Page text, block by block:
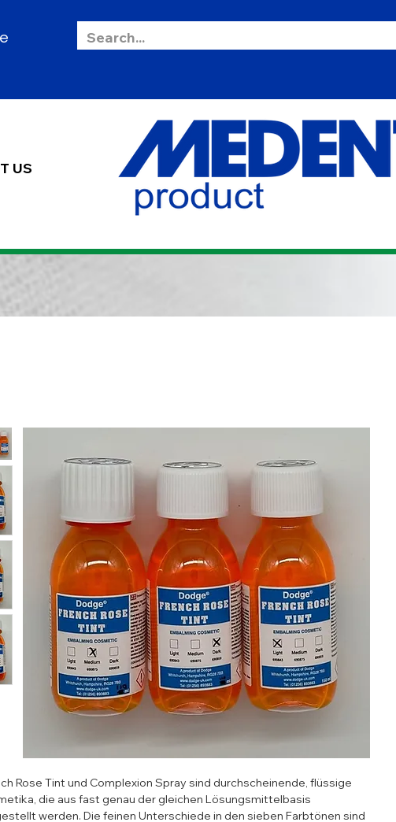
US
Rose Tint und Complexion Spray sind durchscheinende, flüssige
die aus fast genau der gleichen Lösungsmittelbasis
werden. Die feinen Unterschiede in den sieben Farbtönen sind